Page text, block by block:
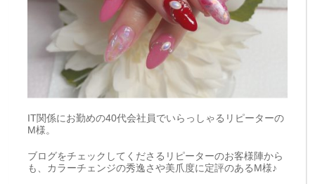
IT関係にお勤めの40代会社員でいらっしゃるリピーターの
M様。
ブログをチェックしてくださるリピーターのお客様陣から
も、カラーチェンジの秀逸さや美爪度に定評のあるM様♪